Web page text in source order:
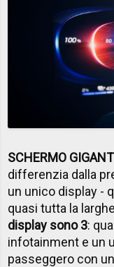
SCHERMO
differenzia dalla
un unico display -
quasi tutta la
display sono 3:
infotainment e un
passeggero con